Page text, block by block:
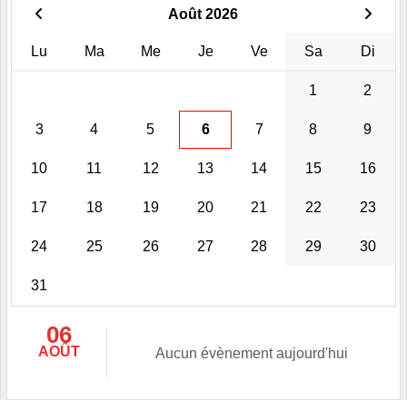
Août 2026
Lu Ma Me Je Ve Sa Di
1 2
3 4 5 6 7 8 9
10 11 12 13 14 15 16
17 18 19 20 21 22 23
24 25 26 27 28 29 30
31
06
AOÛT Aucun évènement aujourd'hui